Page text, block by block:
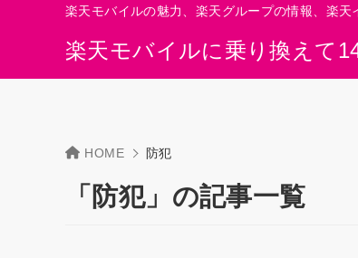
楽天モバイルに乗り換えて
楽天モバイルの魅力、楽天グループの情報、楽
HOME 防犯
「防犯」の記事一覧